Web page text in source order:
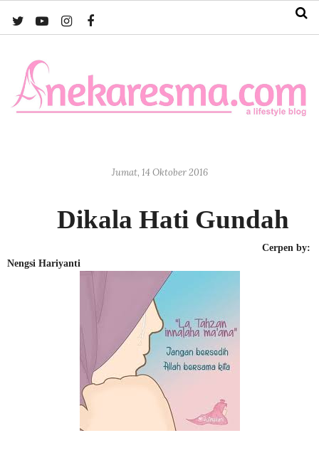
Jumat, 14 Oktober 2016
Dikala Hati Gundah
Cerpen by:
Nengsi Hariyanti